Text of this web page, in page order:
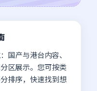
国产与港台内容、
区展示。您可按类
排序，快速找到想